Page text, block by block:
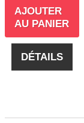
AJOUTER
AU PANIER
DÉTAILS